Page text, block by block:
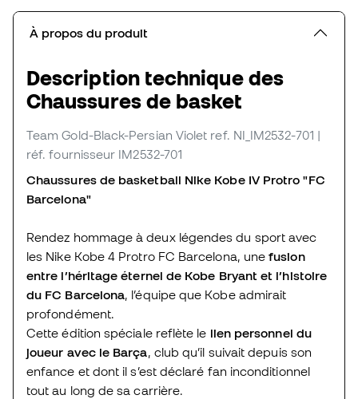
À propos du produit
Description technique des
Chaussures de basket
Team Gold-Black-Persian Violet ref. NI_IM2532-701 |
réf. fournisseur IM2532-701
Chaussures de basketball Nike Kobe IV Protro "FC
Barcelona"
Rendez hommage à deux légendes du sport avec
les Nike Kobe 4 Protro FC Barcelona, unefusion
entre l’héritage éternel de Kobe Bryant et l’histoire
du FC Barcelona, l’équipe que Kobe admirait
profondément.
Cette édition spéciale reflète le lien personnel du
joueur avec le Barça, club qu’il suivait depuis son
enfance et dont il s’est déclaré fan inconditionnel
tout au long de sa carrière.